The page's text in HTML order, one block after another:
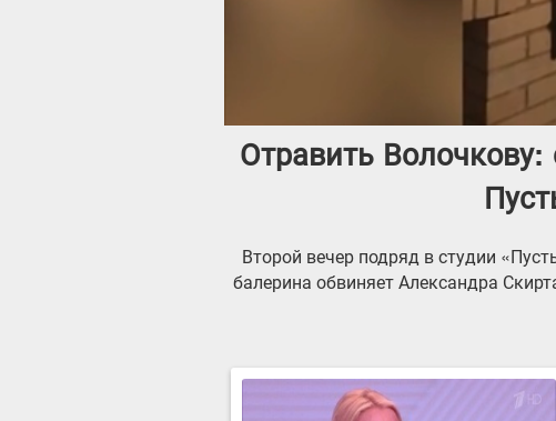
Отравить
Второй вечер подряд в студии
балерина обвиняет Александра